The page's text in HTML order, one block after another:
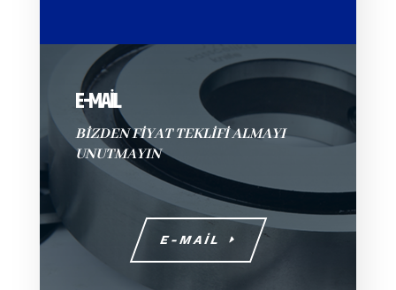
E-MAİL
BİZDEN FİYAT TEKLİFİ ALMAYI
UNUTMAYIN
E-MAİL